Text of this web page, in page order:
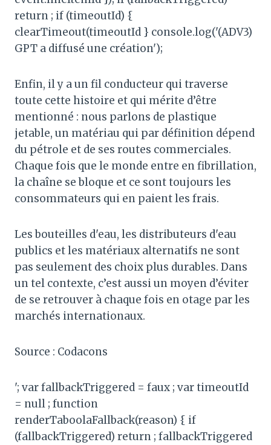
return ; if (timeoutId) {
clearTimeout(timeoutId } console.log('(ADV3)
GPT a diffusé une création');
Enfin, il y a un fil conducteur qui traverse
toute cette histoire et qui mérite d’être
mentionné : nous parlons de plastique
jetable, un matériau qui par définition dépend
du pétrole et de ses routes commerciales.
Chaque fois que le monde entre en fibrillation,
la chaîne se bloque et ce sont toujours les
consommateurs qui en paient les frais.
Les bouteilles d'eau, les distributeurs d'eau
publics et les matériaux alternatifs ne sont
pas seulement des choix plus durables. Dans
un tel contexte, c’est aussi un moyen d’éviter
de se retrouver à chaque fois en otage par les
marchés internationaux.
Source : Codacons
'; var fallbackTriggered = faux ; var timeoutId
= null ; function
renderTaboolaFallback(reason) { if
(fallbackTriggered) return ; fallbackTriggered